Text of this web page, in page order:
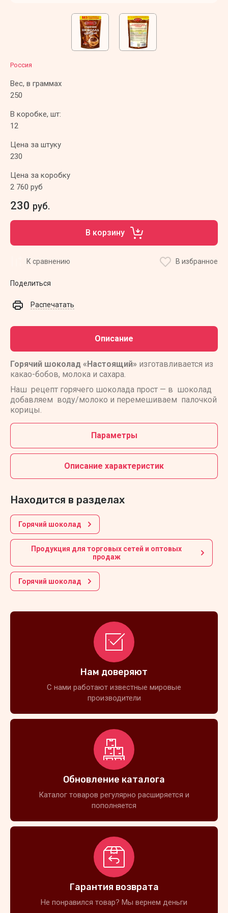
Россия
Вес, в граммах
250
В коробке, шт:
12
Цена за штуку
230
Цена за коробку
2 760 руб
230 руб.
В корзину
К сравнению В избранное
Поделиться
Распечатать
Описание
Горячий шоколад «Настоящий» изготавливается из
какао-бобов, молока и сахара.
Наш рецепт горячего шоколада прост — в шоколад
добавляем воду/молоко и перемешиваем палочкой
корицы.
Параметры
Описание характеристик
Находится в разделах
Горячий шоколад
Продукция для торговых сетей и оптовых
продаж
Горячий шоколад
Нам доверяют
С нами работают известные мировые
производители
Обновление каталога
Каталог товаров регулярно расширяется и
пополняется
Гарантия возврата
Не понравился товар? Мы вернем деньги